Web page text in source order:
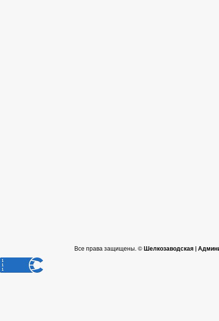
Все права защищены. ©Шелкозаводская |